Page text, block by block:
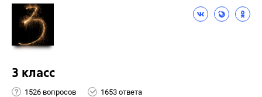
3 класс
1526 вопросов 1653 ответа